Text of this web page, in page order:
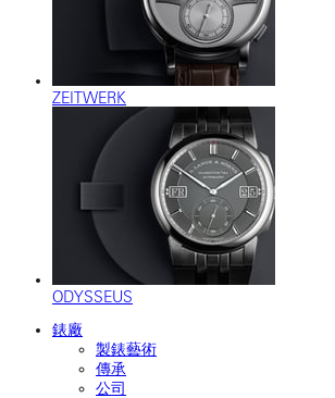
ZEITWERK
ODYSSEUS
錶廠
製錶藝術
傳承
公司